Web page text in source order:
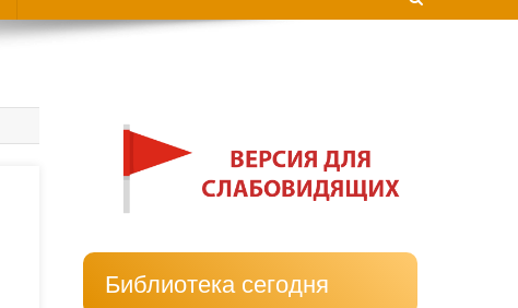
Библиотека сегодня